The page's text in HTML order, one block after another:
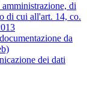
di
di cui all'art. 14, co.
da
dei dati